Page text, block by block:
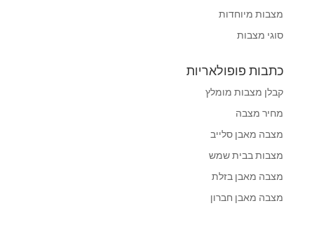
מצבות מיוחדות
סוגי מצבות
כתבות פופולאריות
קבלן מצבות מומלץ
מחיר מצבה
מצבה מאבן סלייב
מצבות בבית שמש
מצבה מאבן בזלת
מצבה מאבן חברון